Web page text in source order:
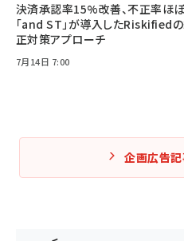
決済承認率15%改善、不正率ほ
「and ST」が導入したRiskified
正対策アプローチ
7月14日 7:00
企画広告記